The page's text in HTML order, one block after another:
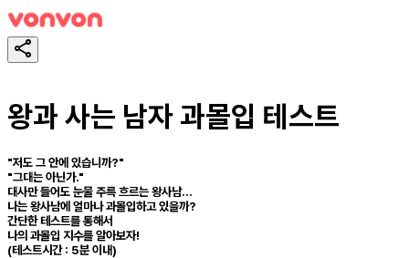
왕과 사는 남자 과몰입 테스트
"저도 그 안에 있습니까?"
"그대는 아닌가."
대사만 들어도 눈물 주륵 흐르는 왕사남...
나는 왕사남에 얼마나 과몰입하고 있을까?
간단한 테스트를 통해서
나의 과몰입 지수를 알아보자!
(테스트시간 : 5분 이내)